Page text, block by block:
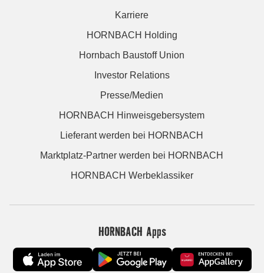
Karriere
HORNBACH Holding
Hornbach Baustoff Union
Investor Relations
Presse/Medien
HORNBACH Hinweisgebersystem
Lieferant werden bei HORNBACH
Marktplatz-Partner werden bei HORNBACH
HORNBACH Werbeklassiker
HORNBACH Apps